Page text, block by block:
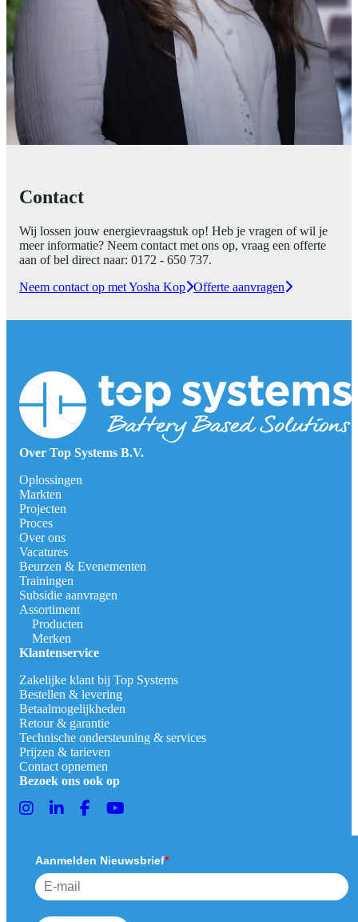
Contact
Wij lossen jouw energievraagstuk op! Heb je vragen of wil je
meer informatie? Neem contact met ons op, vraag een offerte
aan of bel direct naar: 0172 - 650 737.
Neem contact op met Yosha Kop Offerte aanvragen
Over Top Systems B.V.
Oplossingen
Markten
Projecten
Proces
Over ons
Vacatures
Beurzen & Evenementen
Trainingen
Subsidie aanvragen
Assortiment
Producten
Merken
Klantenservice
Zakelijke klant bij Top Systems
Bestellen & levering
Betaalmogelijkheden
Retour & garantie
Technische ondersteuning & services
Prijzen & tarieven
Contact opnemen
Bezoek ons ook op
Aanmelden Nieuwsbrief*